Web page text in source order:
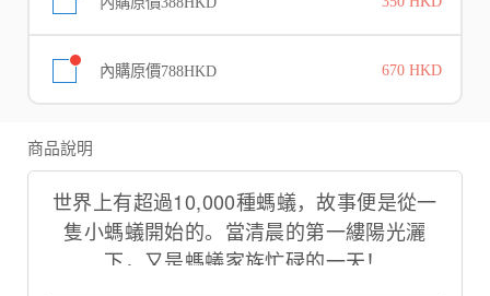
內購原價788HKD 670 HKD
商品說明
世界上有超過10,000種螞蟻，故事便是從一
隻小螞蟻開始的。當清晨的第一縷陽光灑
下，又是螞蟻家族忙碌的一天！